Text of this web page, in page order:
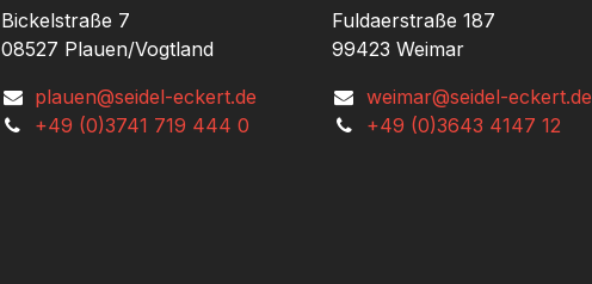
Bickelstraße 7
08527 Plauen/Vogtland
plauen@seidel-eckert.de
+49 (0)3741 719 444 0
Fuldaerstraße 187
99423 Weimar
weimar@seidel-eckert.de
+49 (0)3643 4147 12